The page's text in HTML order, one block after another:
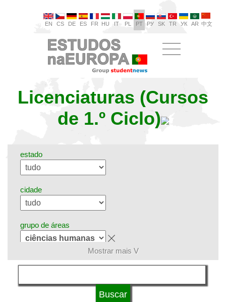
EN CS DE ES FR HU IT PL PT РУ SK TR УК AR 中文
Licenciaturas (Cursos
de 1.º Ciclo)
estado
cidade
grupo de áreas
língua
Mostrar mais V